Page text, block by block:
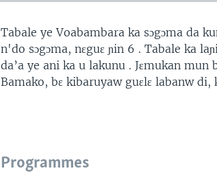
Tabale ye Voabambara ka sɔgɔma da
n'do sɔgɔma, nɛguɛ ɲin 6 . Tabale ka
da’a ye ani ka u lakunu . Jɛmukan
Bamako, bɛ kibaruyaw guɛlɛ labanw di,
Programmes